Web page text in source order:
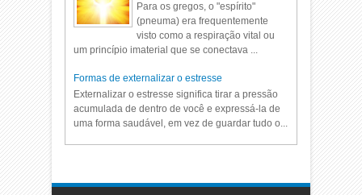
Para os gregos, o "espírito"
(pneuma) era frequentemente
visto como a respiração vital ou
um princípio imaterial que se conectava ...
Formas de externalizar o estresse
Externalizar o estresse significa tirar a pressão
acumulada de dentro de você e expressá-la de
uma forma saudável, em vez de guardar tudo o...